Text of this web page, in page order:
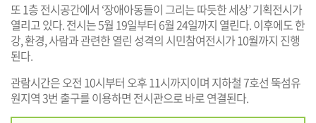
또 1층 전시공간에서 ‘장애아동들이 그리는 따듯한 세상’ 기획전시가
열리고 있다. 전시는 5월 19일부터 6월 24일까지 열린다. 이후에도 한
강, 환경, 사람과 관련한 열린 성격의 시민참여전시가 10월까지 진행
된다.
관람시간은 오전 10시부터 오후 11시까지이며 지하철 7호선 뚝섬유
원지역 3번 출구를 이용하면 전시관으로 바로 연결된다.